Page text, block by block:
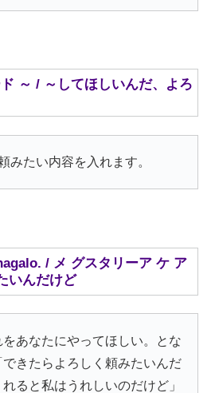
～ / ～してほしいんだ、よろ
みたい内容を入れます。
/ メ グスタリーア ケ ア
いんだけど
あなたにやってほしい。とな
きたらよろしく頼みたいんだ
ると私はうれしいのだけど」